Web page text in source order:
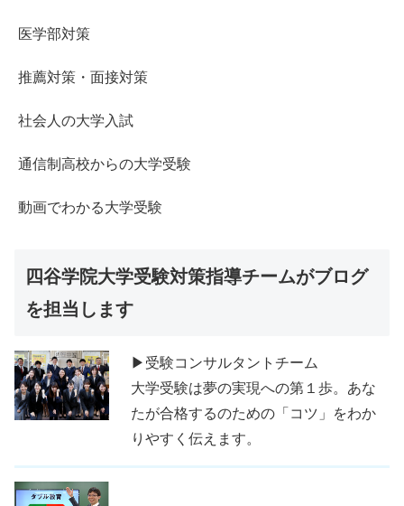
医学部対策
推薦対策・面接対策
社会人の大学入試
通信制高校からの大学受験
動画でわかる大学受験
四谷学院大学受験対策指導チームがブログ
を担当します
▶受験コンサルタントチーム
大学受験は夢の実現への第１歩。あな
たが合格するのための「コツ」をわか
りやすく伝えます。